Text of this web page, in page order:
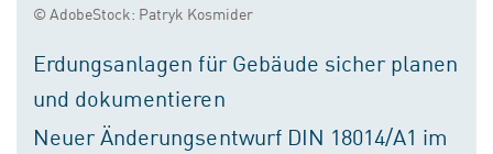
© AdobeStock: Patryk Kosmider
Erdungsanlagen für Gebäude sicher planen
und dokumentieren
Neuer Änderungsentwurf DIN 18014/A1 im